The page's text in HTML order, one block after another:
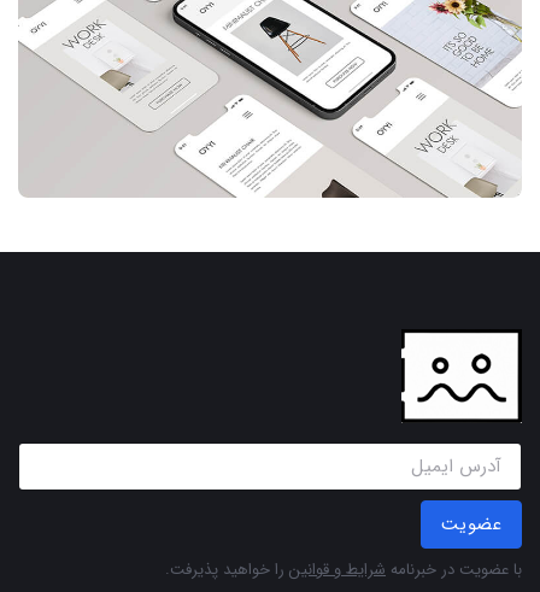
عضویت
با عضویت در خبرنامه شرایط و قوانین را خواهید پذیرفت.